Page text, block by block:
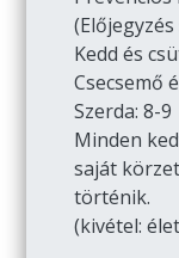
Kedd és
Csecsemő
Szerda: 8-9
Minden
saját
történik.
(kivétel: